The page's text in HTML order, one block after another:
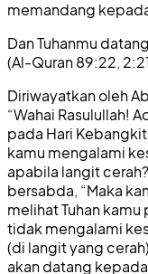
memandang
Dan Tuhanmu
(Al-Quran 89:22,
Diriwayatkan oleh
“Wahai Rasulullah!
pada Hari
kamu mengalami
apabila langit
bersabda, “Maka
melihat Tuhan
tidak mengalami
(di langit yang
akan datang